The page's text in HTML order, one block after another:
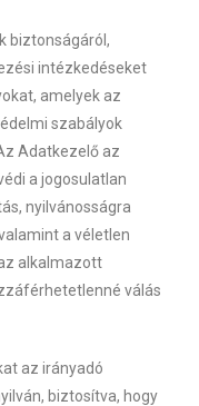
biztonságáról,
intézkedéseket
amelyek az
szabályok
Adatkezelő az
a jogosulatlan
nyilvánosságra
a véletlen
alkalmazott
válás
az irányadó
biztosítva, hogy